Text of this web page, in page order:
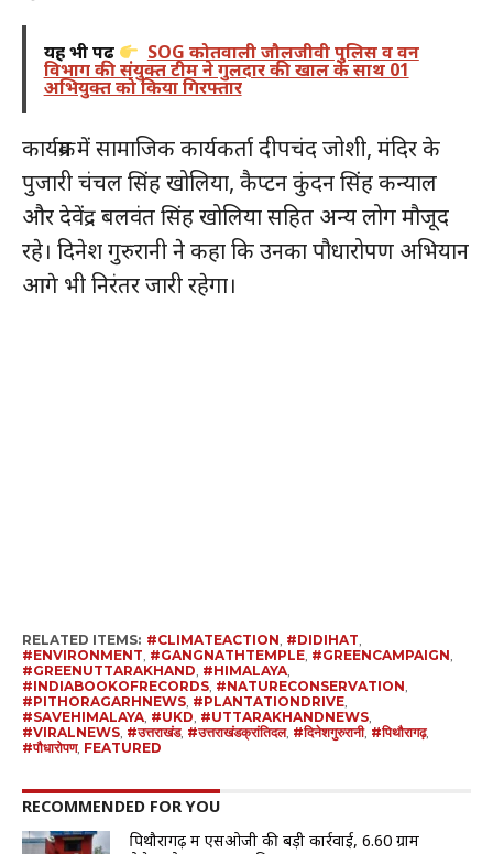
यह भी पढ़ें SOG कोतवाली जौलजीवी पुलिस व वन
विभाग की संयुक्त टीम ने गुलदार की खाल के साथ 01
अभियुक्त को किया गिरफ्तार
कार्यक्रम में सामाजिक कार्यकर्ता दीपचंद जोशी, मंदिर के
पुजारी चंचल सिंह खोलिया, कैप्टन कुंदन सिंह कन्याल
और देवेंद्र बलवंत सिंह खोलिया सहित अन्य लोग मौजूद
रहे। दिनेश गुरुरानी ने कहा कि उनका पौधारोपण अभियान
आगे भी निरंतर जारी रहेगा।
RELATED ITEMS: #CLIMATEACTION, #DIDIHAT,
#ENVIRONMENT, #GANGNATHTEMPLE, #GREENCAMPAIGN,
#GREENUTTARAKHAND, #HIMALAYA,
#INDIABOOKOFRECORDS, #NATURECONSERVATION,
#PITHORAGARHNEWS, #PLANTATIONDRIVE,
#SAVEHIMALAYA, #UKD, #UTTARAKHANDNEWS,
#VIRALNEWS, #उत्तराखंड, #उत्तराखंडक्रांतिदल, #दिनेशगुरुरानी, #पिथौरागढ़,
#पौधारोपण, FEATURED
RECOMMENDED FOR YOU
पिथौरागढ़ में एसओजी की बड़ी कार्रवाई, 6.60 ग्राम